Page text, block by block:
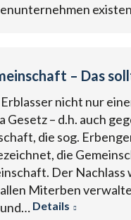
– Das
nicht nur
Gesetz – d.h. auch
die sog.
die
Der Nachlass
Miterben
Details